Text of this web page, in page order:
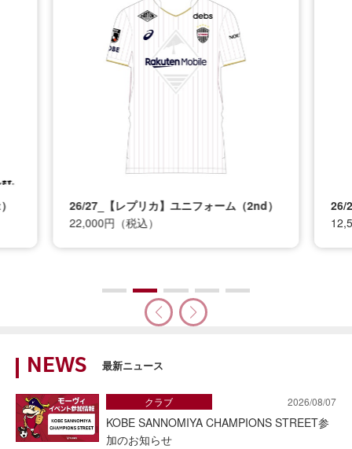
26/27_【レプリカ】ユニフォーム（2nd）
22,000円（税込）
26/
NEWS 最新ニュース
2026/08/07
KOBE SANNOMIYA CHAMPIONS STREET参
加のお知らせ
クラブ